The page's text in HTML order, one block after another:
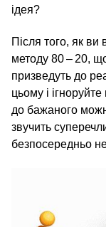
ідея?
Після того, як
методу 80 – 20,
призведуть до
цьому і
до бажаного
звучить
безпосередньо